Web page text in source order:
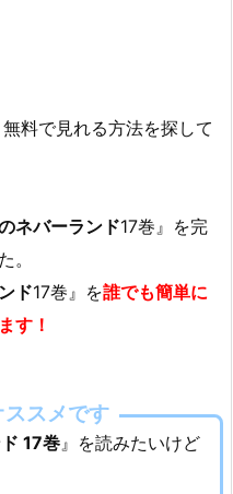
料で見れる方法を探して
ネバーランド17巻』を完
。
ド17巻』を誰でも簡単に
す！
スメです
17巻』を読みたいけど